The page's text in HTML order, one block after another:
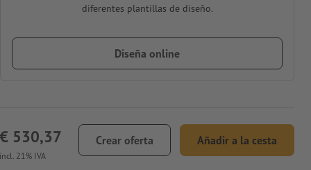
diferentes plantillas de diseño.
Diseña online
incl. 21% IVA
€ 530,37 Crear oferta Añadir a la cesta